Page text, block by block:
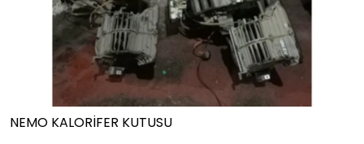
NEMO KALORİFER KUTUSU